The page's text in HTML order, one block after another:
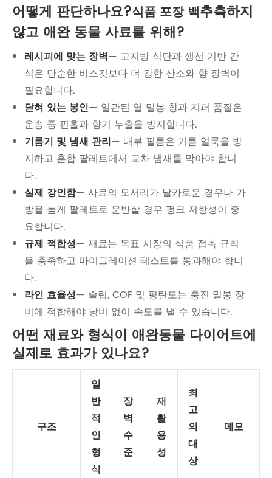
어떻게 판단하나요?식품 포장 백추측하지
않고 애완 동물 사료를 위해?
레시피에 맞는 장벽— 고지방 식단과 생선 기반 간
식은 단순한 비스킷보다 더 강한 산소와 향 장벽이
필요합니다.
닫혀 있는 봉인— 일관된 열 밀봉 창과 지퍼 품질은
운송 중 핀홀과 향기 누출을 방지합니다.
기름기 및 냄새 관리— 내부 필름은 기름 얼룩을 방
지하고 혼합 팔레트에서 교차 냄새를 막아야 합니
다.
실제 강인함— 사료의 모서리가 날카로운 경우나 가
방을 높게 팔레트로 운반할 경우 펑크 저항성이 중
요합니다.
규제 적합성— 재료는 목표 시장의 식품 접촉 규칙
을 충족하고 마이그레이션 테스트를 통과해야 합니
다.
라인 효율성— 슬립, COF 및 평탄도는 충진 밀봉 장
비에 적합해야 낭비 없이 속도를 낼 수 있습니다.
어떤 재료와 형식이 애완동물 다이어트에
실제로 효과가 있나요?
구조
일
반
적
인
형
식
장
벽
수
준
재
활
용
성
최
고
의
대
상
메모